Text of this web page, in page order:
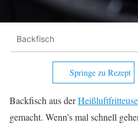
Backfisch
Springe zu Rezept
Backfisch aus derHeißluftfritteuse
gemacht. Wenn’s mal schnell